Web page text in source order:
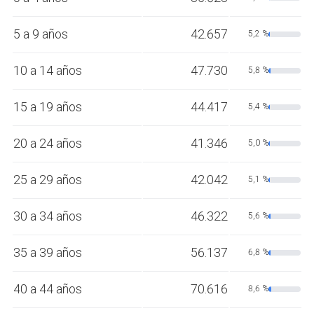
5 a 9 años 42.657 5,2 %
10 a 14 años 47.730 5,8 %
15 a 19 años 44.417 5,4 %
20 a 24 años 41.346 5,0 %
25 a 29 años 42.042 5,1 %
30 a 34 años 46.322 5,6 %
35 a 39 años 56.137 6,8 %
40 a 44 años 70.616 8,6 %